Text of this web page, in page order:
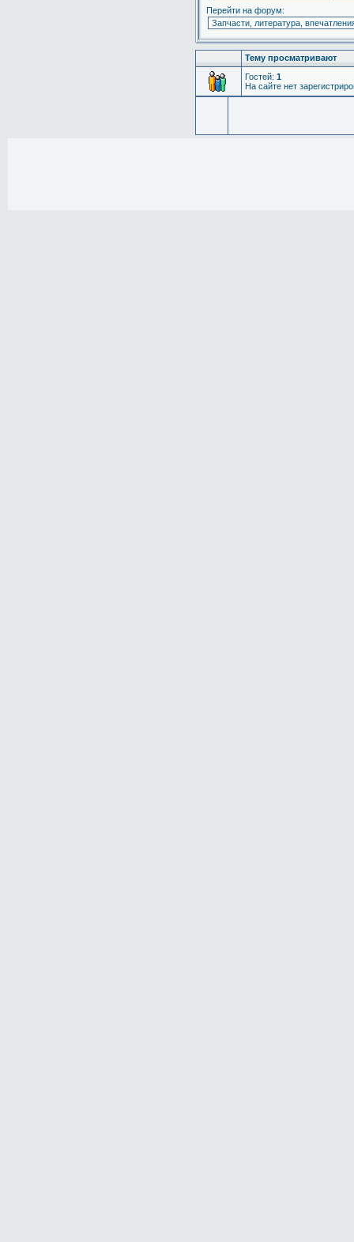
Перейти на форум:
Тему просматривают
Гостей: 1
На сайте нет